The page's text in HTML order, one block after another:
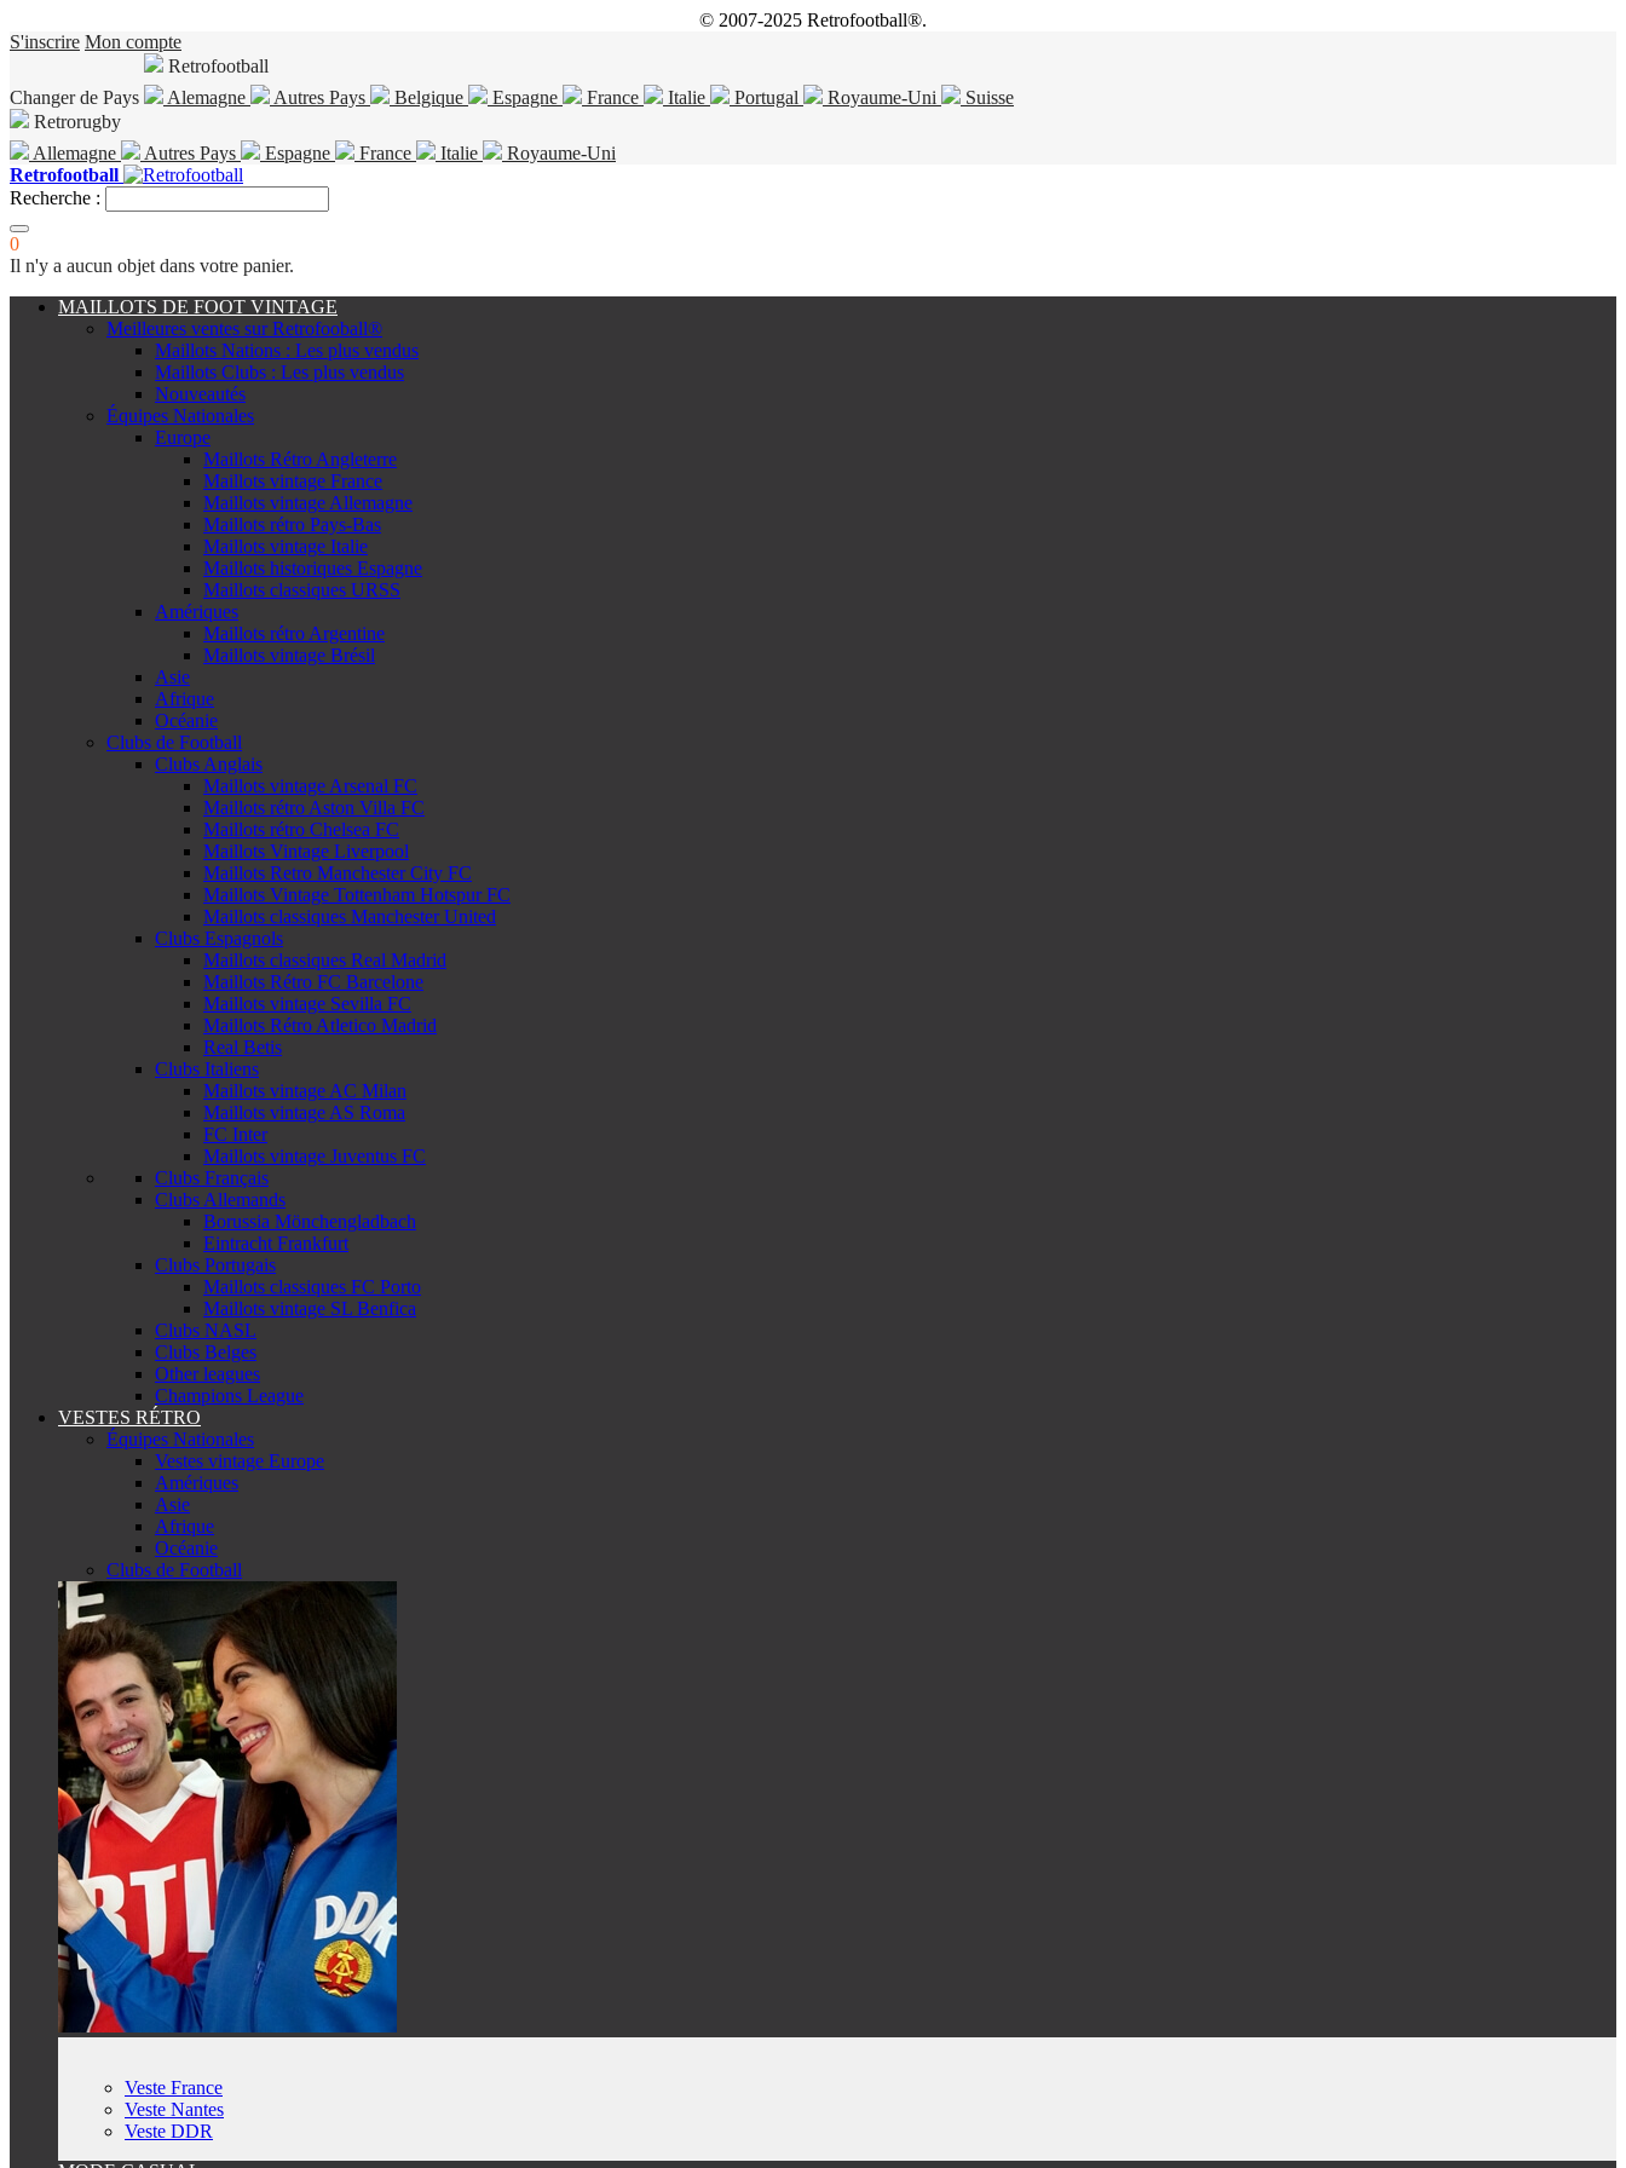
© 2007-2025 Retrofootball®.
S'inscrire Mon compte
Changer de Pays
Retrofootball
Alemagne
Autres Pays Belgique Espagne France Italie Portugal Royaume-Uni
Suisse
Retrorugby
Allemagne
Autres Pays Espagne France Italie
Royaume-Uni
Retrofootball
Recherche :
0
Il n'y a aucun objet dans votre panier.
MAILLOTS DE FOOT VINTAGE
Meilleures ventes sur Retrofooball®
Maillots Nations : Les plus vendus
Maillots Clubs : Les plus vendus
Nouveautés
Équipes Nationales
Europe
Maillots Rétro Angleterre
Maillots vintage France
Maillots vintage Allemagne
Maillots rétro Pays-Bas
Maillots vintage Italie
Maillots historiques Espagne
Maillots classiques URSS
Amériques
Maillots rétro Argentine
Maillots vintage Brésil
Asie
Afrique
Océanie
Clubs de Football
Clubs Anglais
Maillots vintage Arsenal FC
Maillots rétro Aston Villa FC
Maillots rétro Chelsea FC
Maillots Vintage Liverpool
Maillots Retro Manchester City FC
Maillots Vintage Tottenham Hotspur FC
Maillots classiques Manchester United
Clubs Espagnols
Maillots classiques Real Madrid
Maillots Rétro FC Barcelone
Maillots vintage Sevilla FC
Maillots Rétro Atletico Madrid
Real Betis
Clubs Italiens
Maillots vintage AC Milan
Maillots vintage AS Roma
FC Inter
Maillots vintage Juventus FC
Clubs Français
Clubs Allemands
Borussia Mönchengladbach
Eintracht Frankfurt
Clubs Portugais
Maillots classiques FC Porto
Maillots vintage SL Benfica
Clubs NASL
Clubs Belges
Other leagues
Champions League
VESTES RÉTRO
Équipes Nationales
Vestes vintage Europe
Amériques
Asie
Afrique
Océanie
Clubs de Football
Veste France
Veste Nantes
Veste DDR